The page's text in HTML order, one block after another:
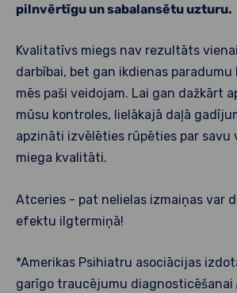
pilnvērtīgu un sabalansētu uzturu.
Kvalitatīvs miegs nav rezultāts
darbībai, bet gan ikdienas paradumu
mēs paši veidojam. Lai gan dažkārt
mūsu kontroles, lielākajā daļā
apzināti izvēlēties rūpēties par savu
miega kvalitāti.
Atceries - pat nelielas izmaiņas var
efektu ilgtermiņā!
*Amerikas Psihiatru asociācijas
garīgo traucējumu diagnosticēšanai